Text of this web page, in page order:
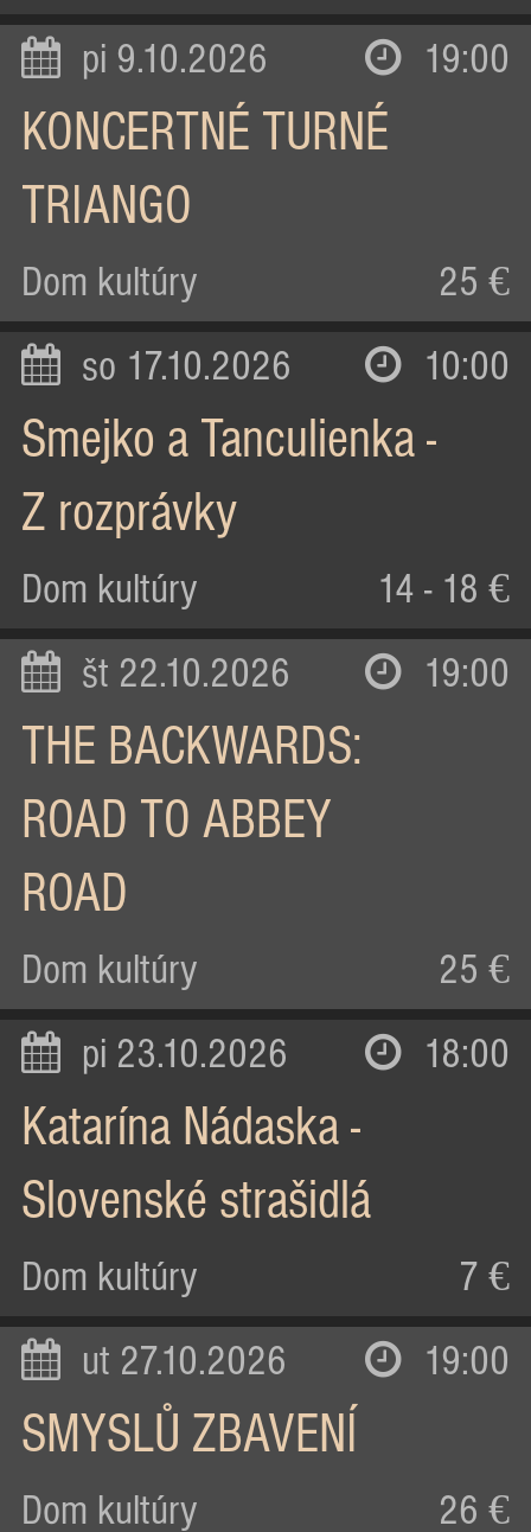
pi 9.10.2026 19:00
KONCERTNÉ TURNÉ
TRIANGO
Dom kultúry 25 €
so 17.10.2026 10:00
Smejko a Tanculienka -
Z rozprávky
Dom kultúry 14 - 18 €
št 22.10.2026 19:00
THE BACKWARDS:
ROAD TO ABBEY
ROAD
Dom kultúry 25 €
pi 23.10.2026 18:00
Katarína Nádaska -
Slovenské strašidlá
Dom kultúry 7 €
ut 27.10.2026 19:00
SMYSLŮ ZBAVENÍ
Dom kultúry 26 €